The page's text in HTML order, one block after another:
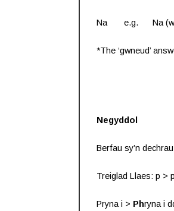
Na e.g. Na
*The ‘gwneud’
Negyddol
Berfau sy’n
Treiglad Llaes: p >
Pryna i > Phryna i